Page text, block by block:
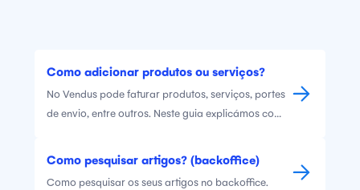
Como adicionar produtos ou serviços?
No Vendus pode faturar produtos, serviços, portes
de envio, entre outros. Neste guia explicámos como
Como pesquisar artigos? (backoffice)
Como pesquisar os seus artigos no backoffice.